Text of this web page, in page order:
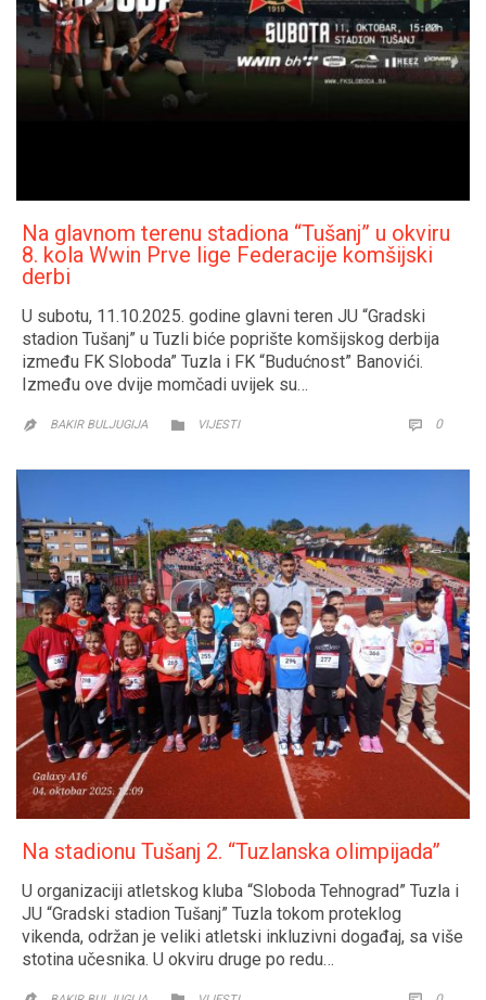
Na glavnom terenu stadiona “Tušanj” u okviru
8. kola Wwin Prve lige Federacije komšijski
derbi
U subotu, 11.10.2025. godine glavni teren JU “Gradski
stadion Tušanj” u Tuzli biće poprište komšijskog derbija
između FK Sloboda” Tuzla i FK “Budućnost” Banovići.
Između ove dvije momčadi uvijek su…
 BAKIR BULJUGIJA  CATEGORY
VIJESTI  0
Na stadionu Tušanj 2. “Tuzlanska olimpijada”
U organizaciji atletskog kluba “Sloboda Tehnograd” Tuzla i
JU “Gradski stadion Tušanj” Tuzla tokom proteklog
vikenda, održan je veliki atletski inkluzivni događaj, sa više
stotina učesnika. U okviru druge po redu…
CATEGORY